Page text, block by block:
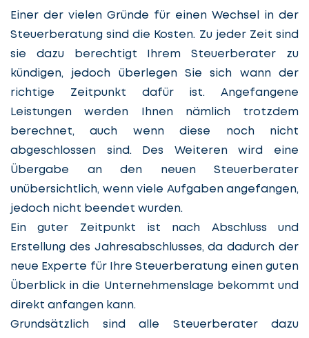
Einer der vielen Gründe für einen Wechsel in der
Steuerberatung sind die Kosten. Zu jeder Zeit sind
sie dazu berechtigt Ihrem Steuerberater zu
kündigen, jedoch überlegen Sie sich wann der
richtige Zeitpunkt dafür ist. Angefangene
Leistungen werden Ihnen nämlich trotzdem
berechnet, auch wenn diese noch nicht
abgeschlossen sind. Des Weiteren wird eine
Übergabe an den neuen Steuerberater
unübersichtlich, wenn viele Aufgaben angefangen,
jedoch nicht beendet wurden.
Ein guter Zeitpunkt ist nach Abschluss und
Erstellung des Jahresabschlusses, da dadurch der
neue Experte für Ihre Steuerberatung einen guten
Überblick in die Unternehmenslage bekommt und
direkt anfangen kann.
Grundsätzlich sind alle Steuerberater dazu